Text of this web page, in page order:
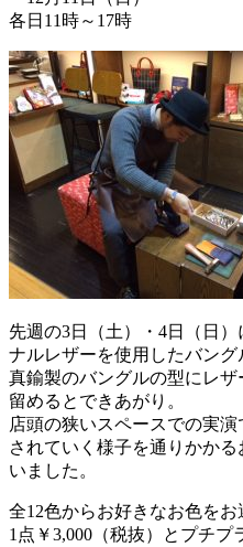
各日11時～17時
先週の3日（土）・4日（日
ナルレザーを使用したバング
真鍮製のバングルの型にレ
留めるとできあがり。
店頭の狭いスペースでの実
されていく様子を通りかか
いました。
全12色からお好きなお色をお
1点￥3,000（税抜）とプチ